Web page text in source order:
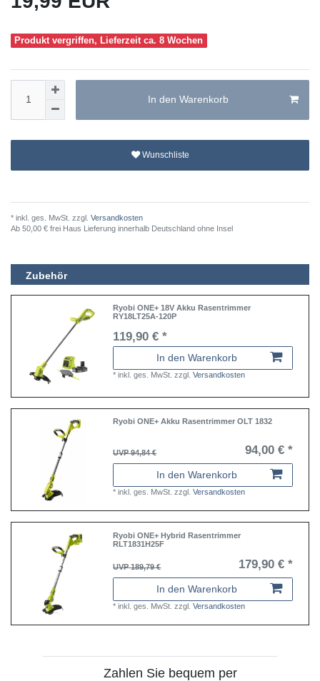
Produkt vergriffen, Lieferzeit ca. 8 Wochen
In den Warenkorb
Wunschliste
* inkl. ges. MwSt. zzgl. Versandkosten
Ab 50,00 € frei Haus Lieferung innerhalb Deutschland ohne Insel
Zubehör
Ryobi ONE+ 18V Akku Rasentrimmer
RY18LT25A-120P
119,90 € *
In den Warenkorb
*inkl. ges. MwSt. zzgl.Versandkosten
Ryobi ONE+ Akku Rasentrimmer OLT 1832
UVP 94,84 € 94,00 € *
In den Warenkorb
*inkl. ges. MwSt. zzgl.Versandkosten
Ryobi ONE+ Hybrid Rasentrimmer
RLT1831H25F
UVP 189,79 € 179,90 € *
In den Warenkorb
*inkl. ges. MwSt. zzgl.Versandkosten
Zahlen Sie bequem per